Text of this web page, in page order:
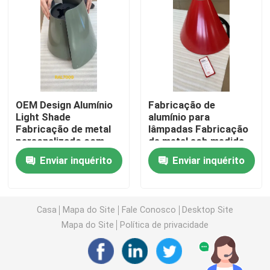
Peças da modelação por injeção
Morrem as peças da carcaça
Partes de soldadura de chapas metálicas
Partes de dobra de chapas metálicas
Peças de gerencio do CNC
Peças de fresagem CNC
OEM Design Alumínio
Light Shade
Fabricação de metal
personalizado com
usinagem CNC
Enviar inquérito
Fabricação de
alumínio para
lâmpadas Fabricação
de metal sob medida
com usinagem CNC
Dobragem Soldadura
Enviar inquérito
Casa Mapa do Site Fale Conosco
Desktop Site
Mapa do Site
Política de privacidade